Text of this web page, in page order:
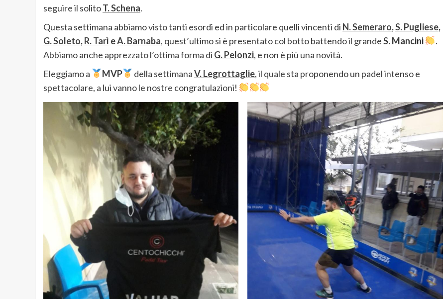
seguire il solitoT. Schena.
Questa settimana abbiamo visto tanti esordi ed in particolare quelli vincenti di N. Semeraro,S. Pugliese,
G. Soleto,R. Tarì eA. Barnaba, quest’ultimo si è presentato col botto battendo il grandeS. Mancini
.
Abbiamo anche apprezzato l’ottima forma di G. Pelonzi, e non è più una novità.
Eleggiamo a
MVP della settimanaV. Legrottaglie, il quale sta proponendo un padel intenso e
spettacolare, a lui vanno le nostre congratulazioni!